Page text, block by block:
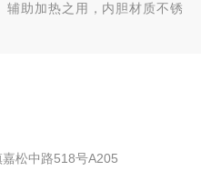
辅助加热之用，内胆材质不锈
嘉松中路518号A205